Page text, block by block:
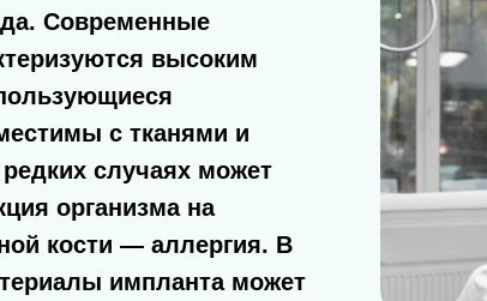
Современные
высоким
с тканями и
случаях может
организма на
кости — аллергия. В
импланта может